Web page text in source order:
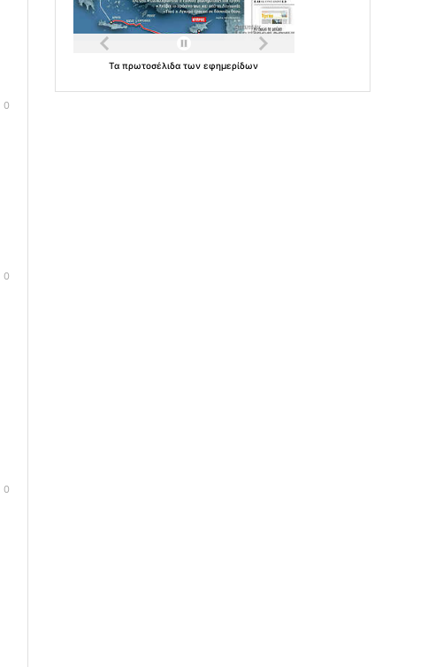
0
0
0
Ταπρωτοσέλιδατωνεφημερίδων